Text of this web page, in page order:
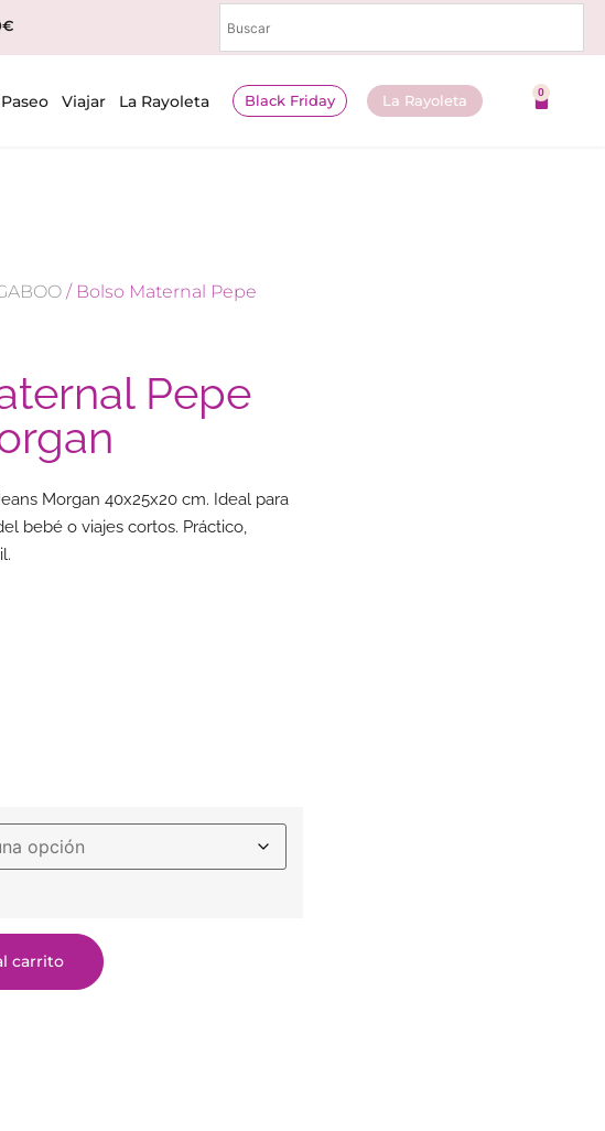
Paseo Viajar La Rayoleta Black Friday La Rayoleta 0
/ Bolso Maternal Pepe
Pepe
Morgan 40x25x20 cm. Ideal para
bebé o viajes cortos. Práctico,
carrito